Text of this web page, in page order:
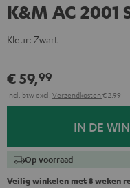
K&M AC 2001
Kleur: Zwart
€ 59,99
Incl. btwexcl. Verzendkosten € 2,99
IN DE
Op voorraad
Veilig winkelen met 8 weken